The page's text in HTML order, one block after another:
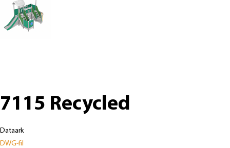
7115 Recycled
Dataark
DWG-fil